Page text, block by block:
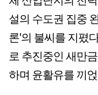
설의 수도권 집중
론'의 불씨를 지폈
로 추진중인 새만
하며 윤활유를 끼